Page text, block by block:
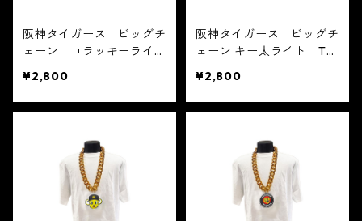
阪神タイガース ビッグチ
ェーン コラッキーライ
¥2,800
阪神タイガース ビッグチ
ェーン キー太ライト TG
¥2,800